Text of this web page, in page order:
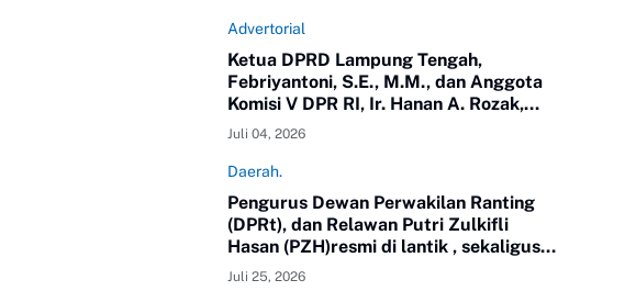
Advertorial
Ketua DPRD Lampung Tengah,
Febriyantoni, S.E., M.M., dan Anggota
Komisi V DPR RI, Ir. Hanan A. Rozak,
M.S.,yang juga Ketua Partai Golkar
Propinsi Lampung meninjau langsung
jalan di Kampung Putra Buyut,
Kecamatan Gunung Sugih.
Juli 04, 2026
Daerah.
Pengurus Dewan Perwakilan Ranting
(DPRt), dan Relawan Putri Zulkifli
Hasan (PZH)resmi di lantik , sekaligus
Rapat Kerja Daerah (Rakerda) Tahun
Juli 25, 2026